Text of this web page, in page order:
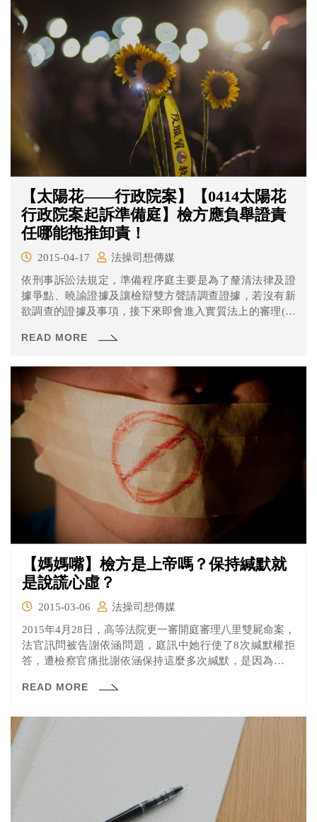
【太陽花——行政院案】【0414太陽花
行政院案起訴準備庭】檢方應負舉證責
任哪能拖推卸責！
2015-04-17
法操司想傳媒
依刑事訴訟法規定，準備程序庭主要是為了釐清法律及證
據爭點、曉諭證據及讓檢辯雙方聲請調查證據，若沒有新
欲調查的證據及事項，接下來即會進入實質法上的審理(即
案依起訴書渉及約莫93人，今日僅召開其中一小部份被告
READ MORE
【媽媽嘴】檢方是上帝嗎？保持緘默就
是說謊心虛？
2015-03-06
法操司想傳媒
2015年4月28日，高等法院更一審開庭審理八里雙屍命案，
法官訊問被告謝依涵問題，庭訊中她行使了8次緘默權拒
答，遭檢察官痛批謝依涵保持這麼多次緘默，是因為謊言
READ MORE